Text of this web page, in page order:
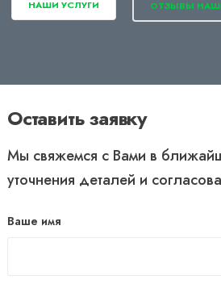
НАШИ УСЛУГИ ОТЗЫВЫ
Оставить заявку
Мы свяжемся с Вами в
уточнения деталей и
Ваше имя